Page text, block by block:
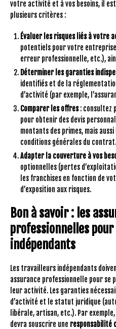
votre activité et à vos besoins, il
plusieurs critères :
Évaluer les risques liés à votre
potentiels pour votre
erreur professionnelle, etc.),
Déterminer les garanties
identifiés et de la
d’activité (par exemple,
Comparer les offres: consultez
pour obtenir des devis
montants des primes, mais
conditions générales du contrat.
Adapter la couverture à vos
optionnelles (pertes
les franchises en fonction de
d’exposition aux risques.
Bon à savoir : les
professionnelles
indépendants
Les travailleurs indépendants
assurance professionnelle pour se
leur activité. Les garanties
d’activité et le statut juridique
libérale, artisan, etc.). Par
devra souscrire une responsabilité